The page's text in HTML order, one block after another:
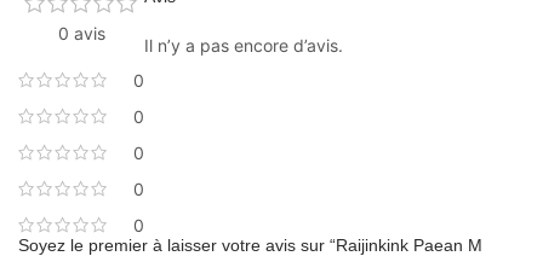
0 avis
0
0
0
0
0
Il n’y a pas encore d’avis.
Soyez le premier à laisser votre avis sur “Raijinkink Paean M